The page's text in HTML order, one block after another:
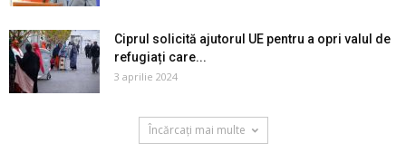
Ciprul solicită ajutorul UE pentru a opri valul de
refugiați care...
3 aprilie 2024
Încărcați mai multe